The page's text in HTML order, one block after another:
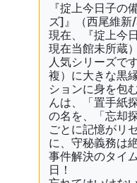
『掟上今日子の
ズ]』（西尾維新
現在、『掟上今
現在当館未所蔵
人気シリーズで
複）に大きな黒
ションに身を包
んは、「置手紙
の名を、「忘却
ごとに記憶がリ
に、守秘義務は
事件解決のタイ
日！